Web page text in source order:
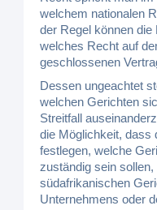
welchem nationalen
der Regel können
welches Recht auf
geschlossenen
Dessen ungeachtet
welchen Gerichten
Streitfall
die Möglichkeit, dass
festlegen, welche
zuständig sein
südafrikanischen
Unternehmens oder